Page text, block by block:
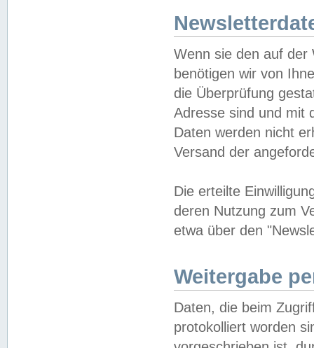
Wenn sie den auf der
benötigen wir von
die Überprüfung
Adresse sind und mit
Daten werden nicht
Versand der
Die erteilte
deren Nutzung zum
etwa über den
Weitergabe
Daten, die beim
protokolliert worden